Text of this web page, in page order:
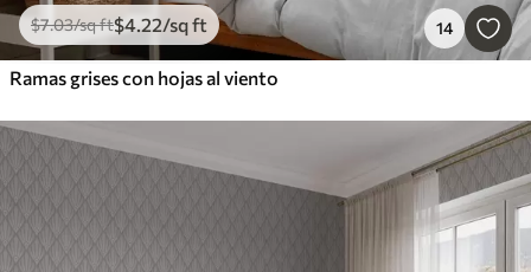
$7.03/sq ft$4.22/sq ft 14
Ramas grises con hojas al viento